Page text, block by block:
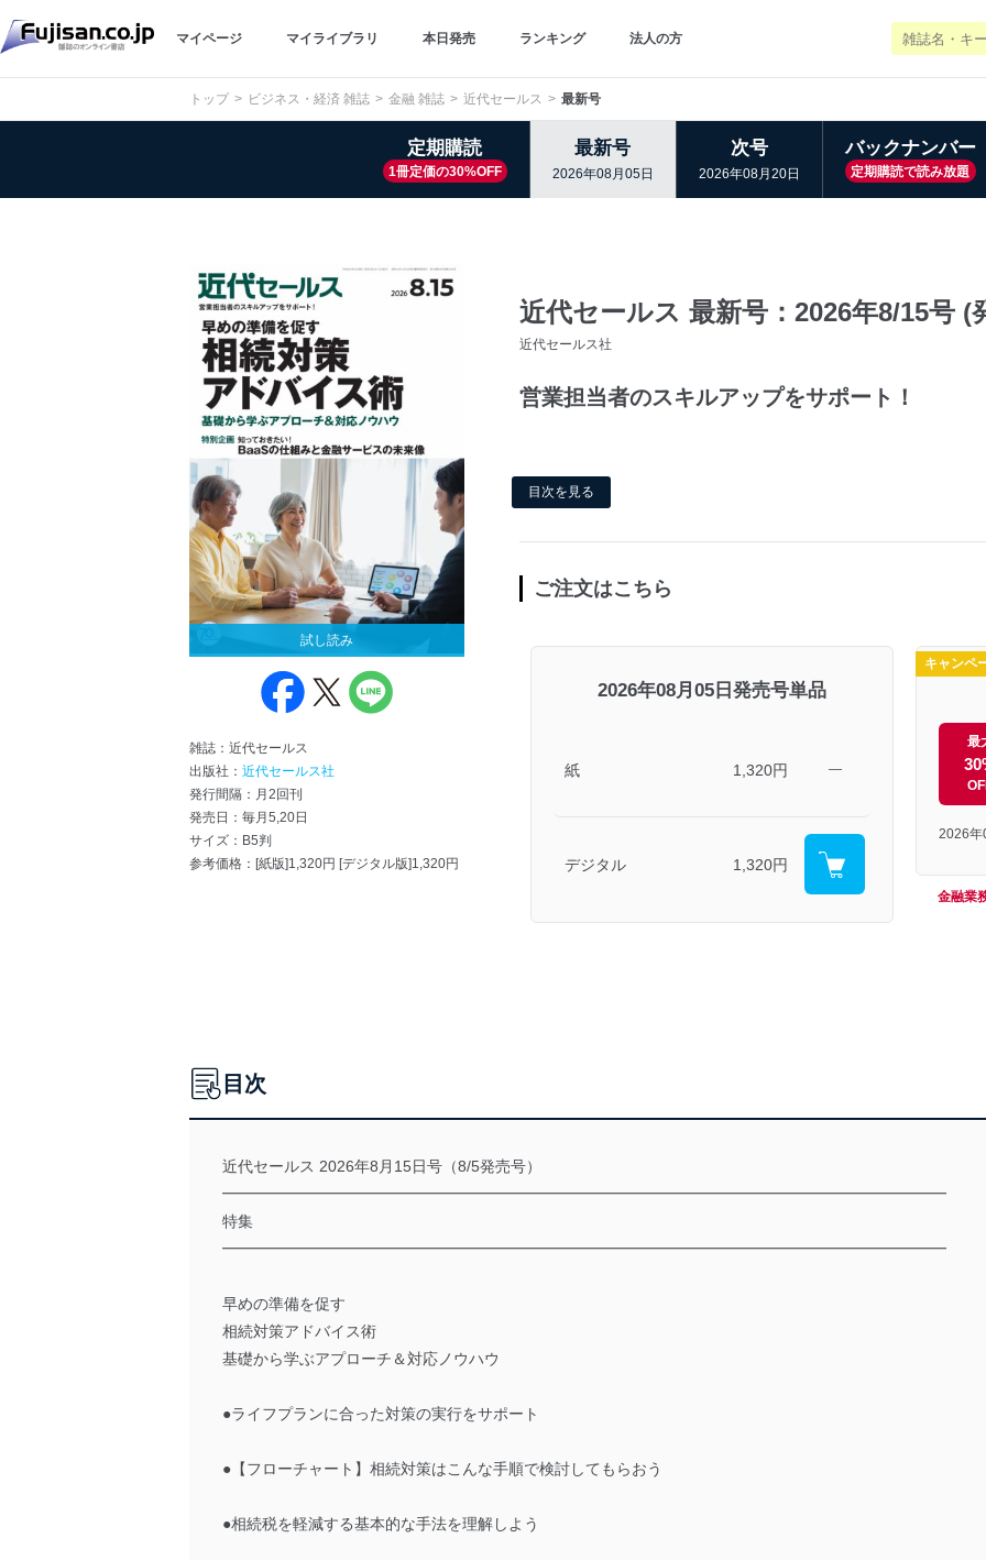
マイページ マイライブラリ 本日発売 ランキング 法人の方
トップ ビジネス・経済 雑誌 金融 雑誌 近代セールス 最新号
定期購読
1冊定価の30%OFF
最新号
2026年08月05日
次号
2026年08月20日
バックナンバー
定期購読で読み放題
試し読み
雑誌：近代セールス
出版社： 近代セールス社
発行間隔：月2回刊
発売日：毎月5,20日
サイズ：B5判
参考価格：[紙版]1,320円 [デジタル版]1,320円
近代セールス 最新号：2026年8/15号 (
近代セールス社
営業担当者のスキルアップをサポート！
目次を見る
ご注文はこちら
2026年08月05日発売号単品
紙 1,320円 ―
デジタル 1,320円
キャンペ
最
2026年
金融業
目次
近代セールス 2026年8月15日号（8/5発売号）
━━━━━━━━━━━━━━━━━━━━━━━━━━━━━━━━━━━━━━━━━━━━━━━
特集
━━━━━━━━━━━━━━━━━━━━━━━━━━━━━━━━━━━━━━━━━━━━━━━
早めの準備を促す
相続対策アドバイス術
基礎から学ぶアプローチ＆対応ノウハウ
●ライフプランに合った対策の実行をサポート
●【フローチャート】相続対策はこんな手順で検討してもらおう
●相続税を軽減する基本的な手法を理解しよう